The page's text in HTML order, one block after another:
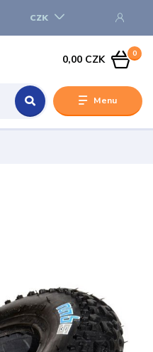
Menu
CZK
0
0,00 CZK